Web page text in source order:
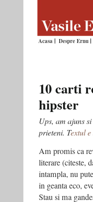
Acasa Despre Ernu
10 carti
hipster
Ups, am ajuns
prieteni. Textul
Am promis ca
literare (citeste,
intampla, nu
in geanta eco,
Stau si ma